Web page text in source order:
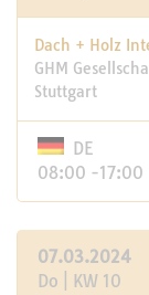
Dach + Holz
GHM
Stuttgart
DE
08:00 -17:00
07.03.2024
Do | KW 10